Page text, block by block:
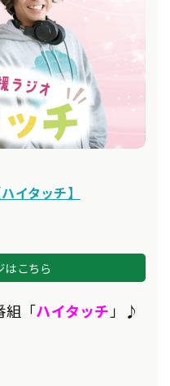
イタッチ】
はこちら
組「ハイタッチ 」♪